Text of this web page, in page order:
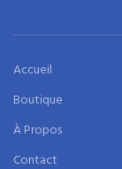
Accueil
Boutique
À Propos
Contact